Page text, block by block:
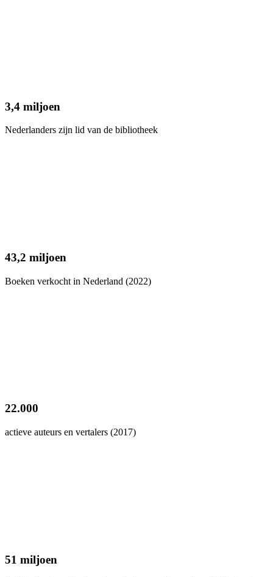
3,4 miljoen
Nederlanders zijn lid van de bibliotheek
43,2 miljoen
Boeken verkocht in Nederland (2022)
22.000
actieve auteurs en vertalers (2017)
51 miljoen